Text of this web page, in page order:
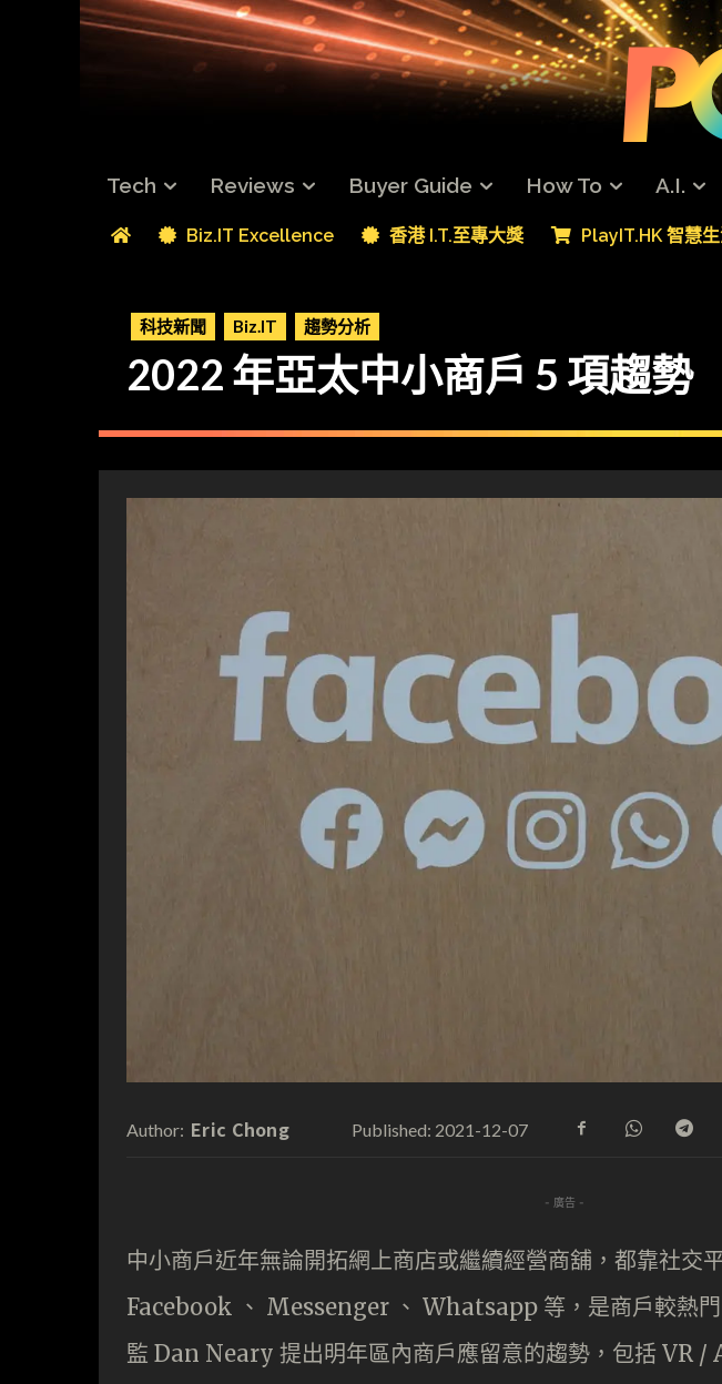
Tech Reviews Buyer Guide How To A.I.
Biz.IT Excellence 香港 I.T.至專大獎 PlayIT.HK 智慧
科技新聞 Biz.IT 趨勢分析
2022 年亞太中小商戶 5 項趨
Author: Eric Chong Published: 2021-12-07
- 廣告 -
中小商戶近年無論開拓網上商店或繼續經營商舖，都靠社交
Facebook 、 Messenger 、 Whatsapp 等，是商戶較熱門
監 Dan Neary 提出明年區內商戶應留意的趨勢，包括 VR /